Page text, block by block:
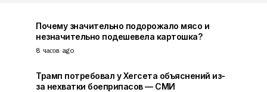
Почему значительно подорожало мясо и
незначительно подешевела картошка?
8 часов ago
Трамп потребовал у Хегсета объяснений из-
за нехватки боеприпасов — СМИ